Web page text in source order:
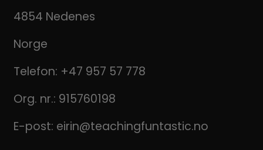
4854 Nedenes
Norge
Telefon: +47 957 57 778
Org. nr.: 915760198
E-post: eirin@teachingfuntastic.no